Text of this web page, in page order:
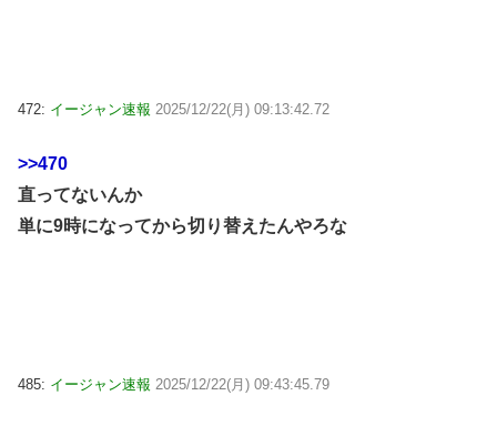
472: イージャン速報 2025/12/22(月) 09:13:42.72
>>470
直ってないんか
単に9時になってから切り替えたんやろな
485: イージャン速報 2025/12/22(月) 09:43:45.79